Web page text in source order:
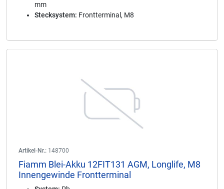
mm
Stecksystem: Frontterminal, M8
Artikel-Nr.: 148700
Fiamm Blei-Akku 12FIT131 AGM, Longlife, M8
Innengewinde Frontterminal